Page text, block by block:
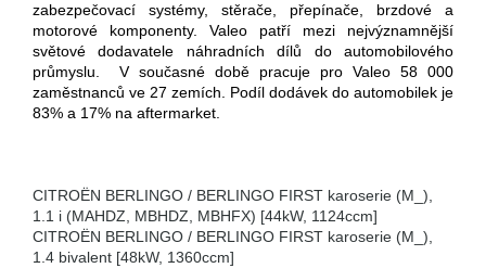
zabezpečovací systémy, stěrače, přepínače, brzdové a
motorové komponenty. Valeo patří mezi nejvýznamnější
světové dodavatele náhradních dílů do automobilového
průmyslu. V současné době pracuje pro Valeo 58 000
zaměstnanců ve 27 zemích. Podíl dodávek do automobilek je
83% a 17% na aftermarket.
CITROËN BERLINGO / BERLINGO FIRST karoserie (M_),
1.1 i (MAHDZ, MBHDZ, MBHFX) [44kW, 1124ccm]
CITROËN BERLINGO / BERLINGO FIRST karoserie (M_),
1.4 bivalent [48kW, 1360ccm]